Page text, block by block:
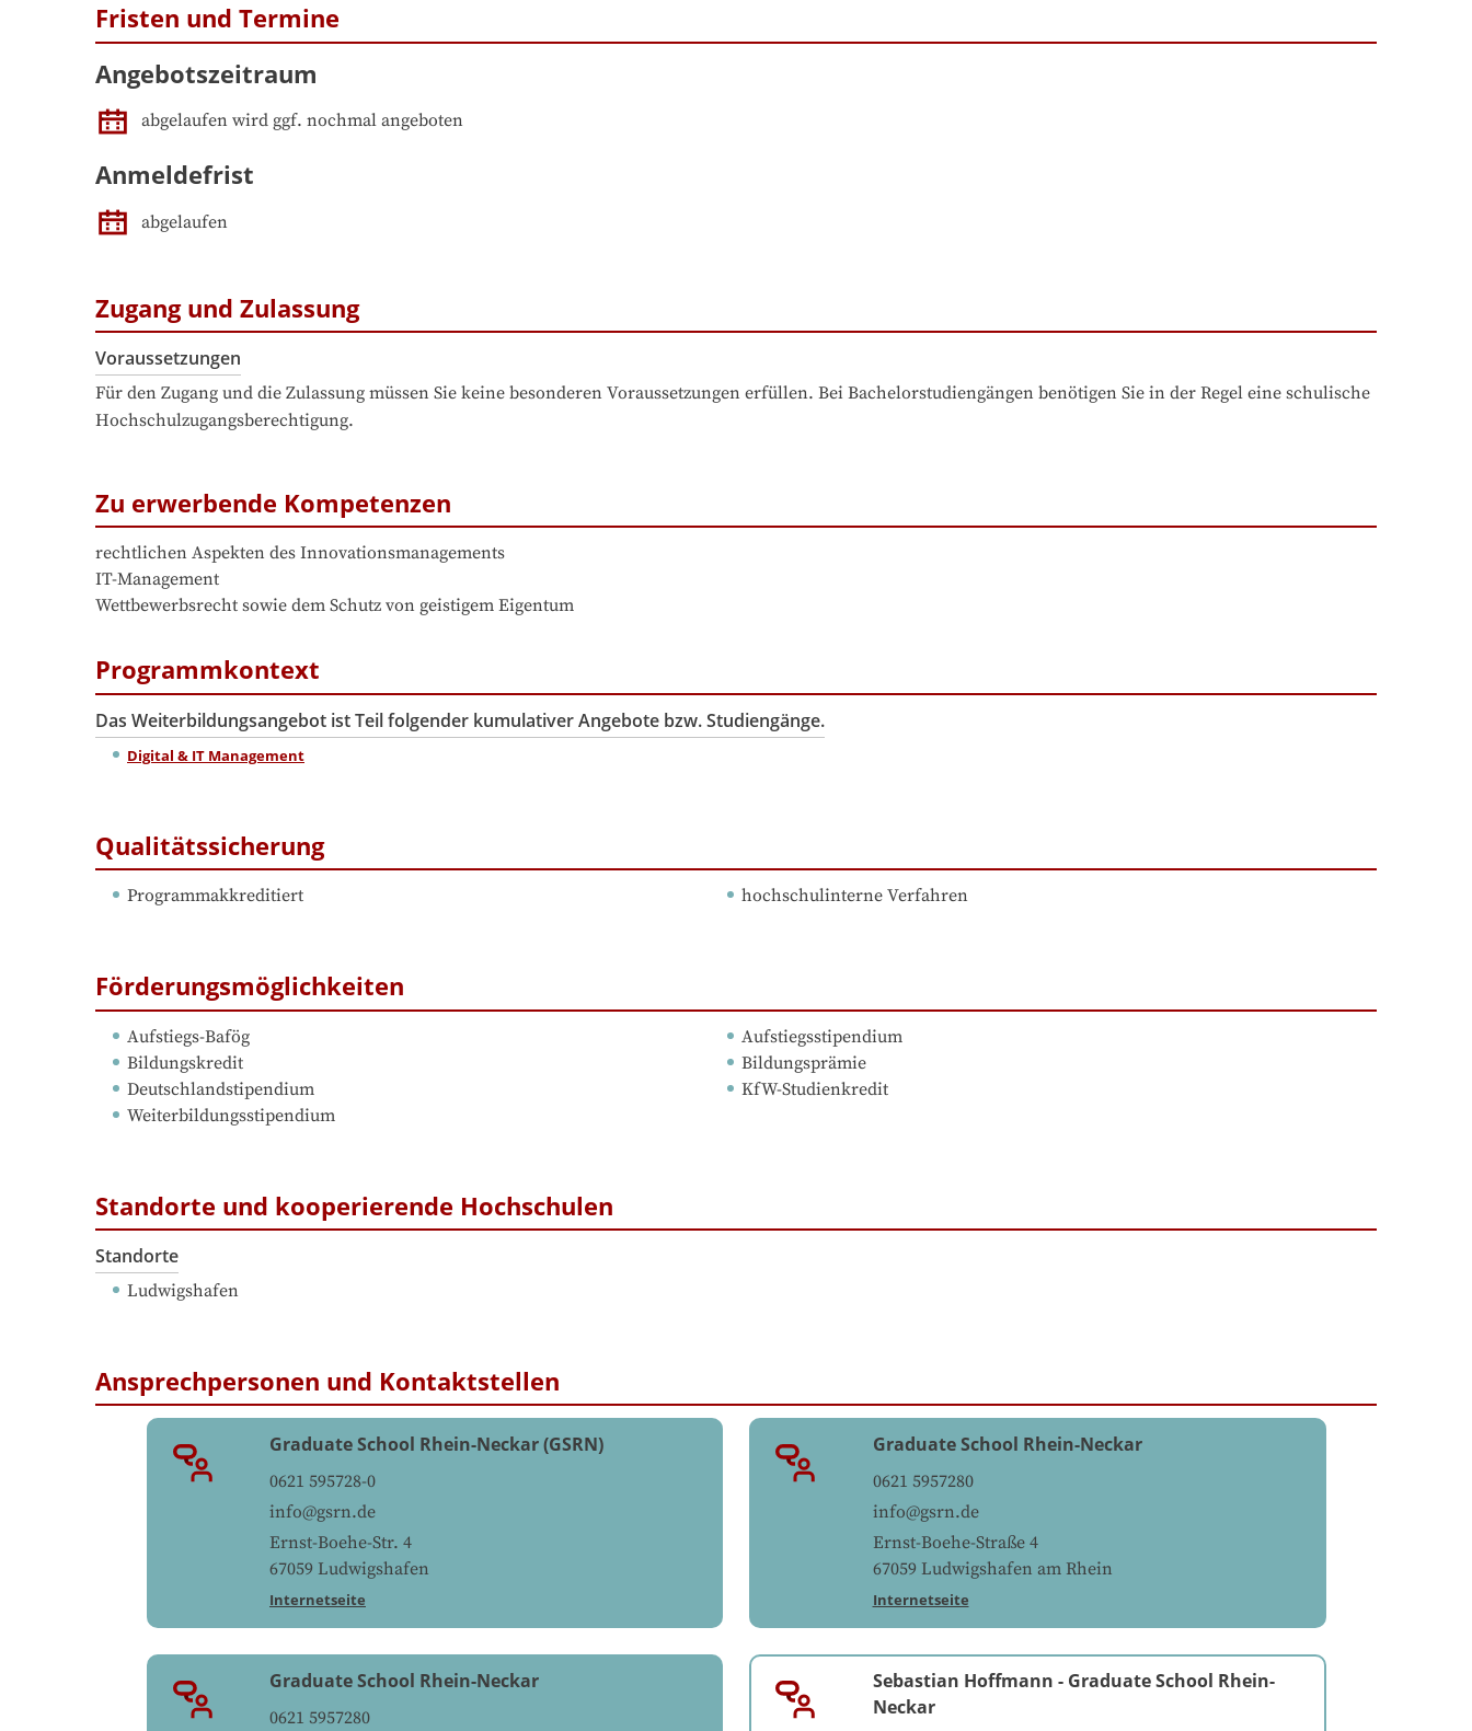
Fristen und Termine
Angebotszeitraum
abgelaufen wird ggf. nochmal angeboten
Anmeldefrist
abgelaufen
Zugang und Zulassung
Voraussetzungen
Für den Zugang und die Zulassung müssen Sie keine besonderen Voraussetzungen erfüllen. Bei Bachelorstudiengängen benötigen Sie in der Regel eine schulische
Hochschulzugangsberechtigung.
Zu erwerbende Kompetenzen
rechtlichen Aspekten des Innovationsmanagements
IT-Management
Wettbewerbsrecht sowie dem Schutz von geistigem Eigentum
Programmkontext
Das Weiterbildungsangebot ist Teil folgender kumulativer Angebote bzw. Studiengänge.
Digital & IT Management
Qualitätssicherung
Programmakkreditiert hochschulinterne Verfahren
Förderungsmöglichkeiten
Aufstiegs-Bafög
Aufstiegsstipendium
Bildungskredit
Bildungsprämie
Deutschlandstipendium
KfW-Studienkredit
Weiterbildungsstipendium
Standorte und kooperierende Hochschulen
Standorte
Ludwigshafen
Ansprechpersonen und Kontaktstellen
Graduate School Rhein-Neckar (GSRN)
0621 595728-0
info@gsrn.de
Ernst-Boehe-Str. 4
67059 Ludwigshafen
Internetseite
Graduate School Rhein-Neckar
0621 5957280
info@gsrn.de
Ernst-Boehe-Straße 4
67059 Ludwigshafen am Rhein
Internetseite
Graduate School Rhein-Neckar
0621 5957280
Sebastian Hoffmann - Graduate School Rhein-
Neckar